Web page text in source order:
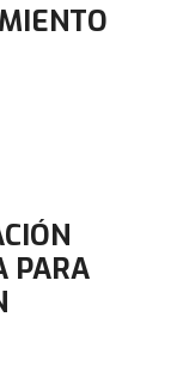
PARA